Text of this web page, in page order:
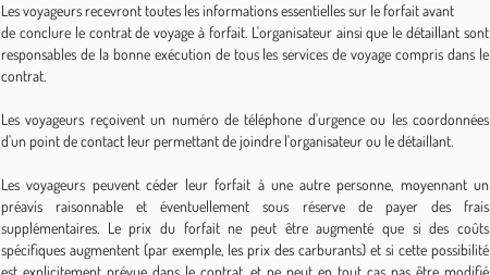
Les voyageurs recevront toutes les informations essentielles sur le forfait avant
de conclure le contrat de voyage à forfait. L'organisateur ainsi que le détaillant sont
responsables de la bonne exécution de tous les services de voyage compris dans le
contrat.
Les voyageurs reçoivent un numéro de téléphone d'urgence ou les coordonnées
d'un point de contact leur permettant de joindre l'organisateur ou le détaillant.
Les voyageurs peuvent céder leur forfait à une autre personne, moyennant un
préavis raisonnable et éventuellement sous réserve de payer des frais
supplémentaires. Le prix du forfait ne peut être augmenté que si des coûts
spécifiques augmentent (par exemple, les prix des carburants) et si cette possibilité
est explicitement prévue dans le contrat, et ne peut en tout cas pas être modifié